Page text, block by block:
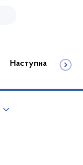
Наступна